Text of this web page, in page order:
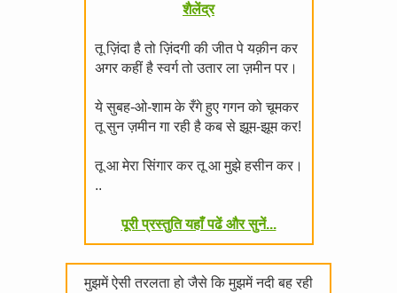
शैलेंद्र
तू ज़िंदा है तो ज़िंदगी की जीत पे यक़ीन कर
अगर कहीं है स्वर्ग तो उतार ला ज़मीन पर।
ये सुबह-ओ-शाम के रँगे हुए गगन को चूमकर
तू सुन ज़मीन गा रही है कब से झूम-झूम कर!
तू आ मेरा सिंगार कर तू आ मुझे हसीन कर।
..
पूरी प्रस्तुति यहाँ पढें और सुनें...
मुझमें ऐसी तरलता हो जैसे कि मुझमें नदी बह रही